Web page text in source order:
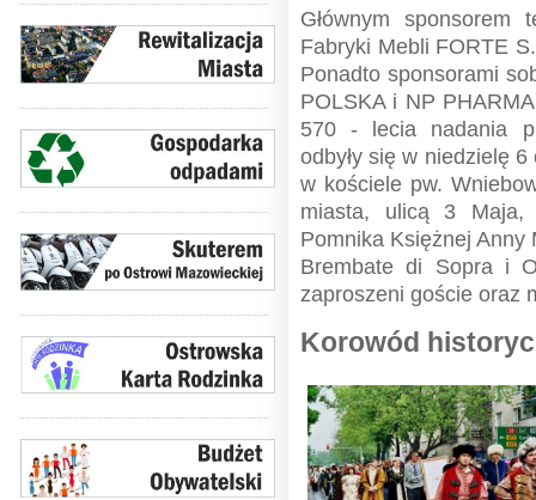
Głównym sponsorem
Fabryki Mebli FORTE
Ponadto sponsorami
POLSKA i NP
570 - lecia nadania
odbyły się w niedzielę
w kościele pw.
miasta, ulicą 3
Pomnika Księżnej Anny
Brembate di Sopra i
zaproszeni goście oraz
Korowód